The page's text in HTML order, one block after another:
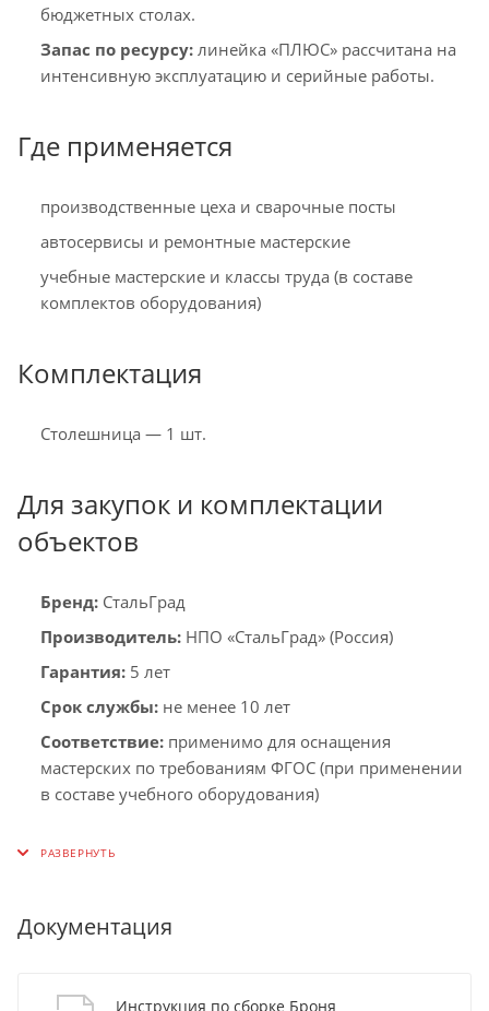
бюджетных столах.
Запас по ресурсу: линейка «ПЛЮС» рассчитана на
интенсивную эксплуатацию и серийные работы.
Где применяется
производственные цеха и сварочные посты
автосервисы и ремонтные мастерские
учебные мастерские и классы труда (в составе
комплектов оборудования)
Комплектация
Столешница — 1 шт.
Для закупок и комплектации
объектов
Бренд: СтальГрад
Производитель: НПО «СтальГрад» (Россия)
Гарантия: 5 лет
Срок службы: не менее 10 лет
Соответствие: применимо для оснащения
мастерских по требованиям ФГОС (при применении
в составе учебного оборудования)
Документация
Инструкция по сборке Броня